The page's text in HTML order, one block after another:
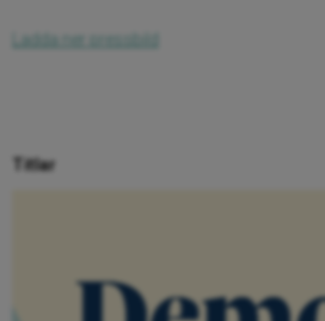
Ladda ner pressbild
Titlar